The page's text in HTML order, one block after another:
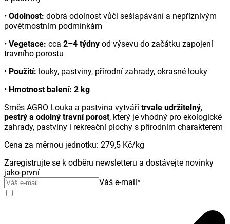
• Odolnost: dobrá odolnost vůči sešlapávání a nepříznivým
povětrnostním podmínkám
• Vegetace: cca 2–4 týdny od výsevu do začátku zapojení
travního porostu
• Použití: louky, pastviny, přírodní zahrady, okrasné louky
• Hmotnost balení: 2 kg
Směs AGRO Louka a pastvina vytváří trvale udržitelný,
pestrý a odolný travní porost, který je vhodný pro ekologické
zahrady, pastviny i rekreační plochy s přírodním charakterem
Cena za měrnou jednotku: 279,5 Kč/kg
Zaregistrujte se k odběru newsletteru a dostávejte novinky
jako první
Váš e-mail*